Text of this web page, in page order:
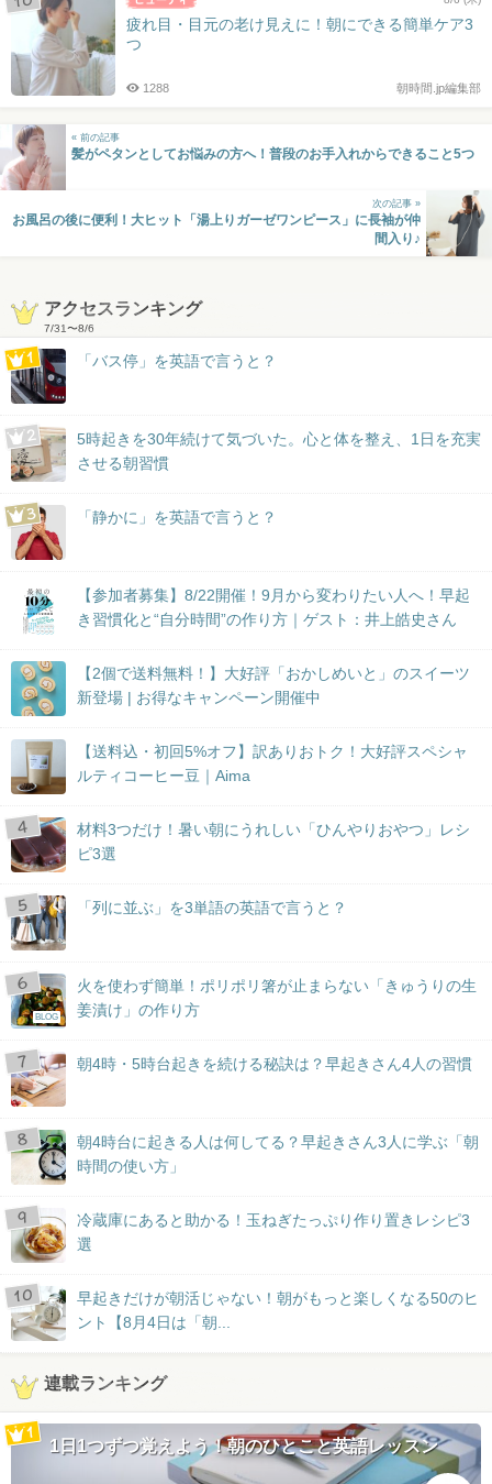
疲れ目・目元の老け見えに！朝にできる簡単ケア3
つ
朝時間.jp編集部
1288
« 前の記事
髪がペタンとしてお悩みの方へ！普段のお手入れからできること5つ
次の記事 »
お風呂の後に便利！大ヒット「湯上りガーゼワンピース」に長袖が仲
間入り♪
アクセスランキング
7/31〜8/6
「バス停」を英語で言うと？
5時起きを30年続けて気づいた。心と体を整え、1日を充実
させる朝習慣
「静かに」を英語で言うと？
【参加者募集】8/22開催！9月から変わりたい人へ！早起
き習慣化と“自分時間”の作り方｜ゲスト：井上皓史さん
【2個で送料無料！】大好評「おかしめいと」のスイーツ
新登場 | お得なキャンペーン開催中
【送料込・初回5%オフ】訳ありおトク！大好評スペシャ
ルティコーヒー豆｜Aima
材料3つだけ！暑い朝にうれしい「ひんやりおやつ」レシ
ピ3選
「列に並ぶ」を3単語の英語で言うと？
BLOG
火を使わず簡単！ポリポリ箸が止まらない「きゅうりの生
姜漬け」の作り方
朝4時・5時台起きを続ける秘訣は？早起きさん4人の習慣
朝4時台に起きる人は何してる？早起きさん3人に学ぶ「朝
時間の使い方」
冷蔵庫にあると助かる！玉ねぎたっぷり作り置きレシピ3
選
早起きだけが朝活じゃない！朝がもっと楽しくなる50のヒ
ント【8月4日は「朝...
連載ランキング
1日1つずつ覚えよう！朝のひとこと英語レッスン